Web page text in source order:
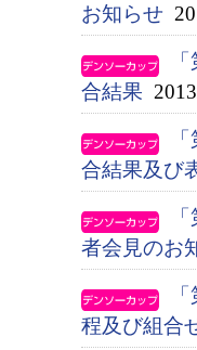
お知らせ
合結果
合結果及び
者会見のお
程及び組合